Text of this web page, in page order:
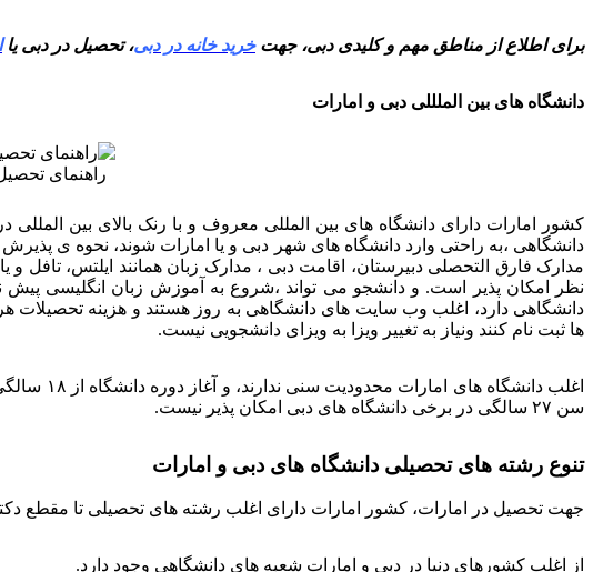
برای اطلاع از مناطق مهم و کلیدی دبی، جهتخرید خانه در دبی، تحصیل در دبی یا
دانشگاه های بین الملللی دبی و امارات
راهنمای
کشور امارات دارای دانشگاه های بین المللی معروف و با رنک بالای بین
مدارک فارق التحصلی دبیرستان، اقامت دبی ، مدارک زبان همانند ایلتس،
نظر امکان پذیر است. و دانشجو می تواند ،شروع به آموزش زبان انگلیسی پیش
دانشگاهی دارد، اغلب وب سایت های دانشگاهی به روز هستند و هزینه تحصیلات
ها ثبت نام کنند ونیاز به تغییر ویزا به ویزای دانشجویی نیست.
اغلب
سن ۲۷ سالگی در برخی دانشگاه های دبی امکان پذیر نیست.
تنوع رشته های تحصیلی دانشگاه های دبی و امارات
جهت تحصیل در امارات، کشور امارات دارای اغلب رشته های تحصیلی تا مقطع
از اغلب کشورهای دنیا در دبی و امارات شعبه های دانشگاهی وجود دارد.